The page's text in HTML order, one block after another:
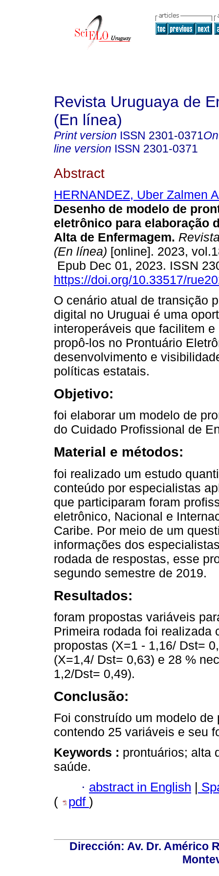
Revista Uruguaya de
(En línea)
Print version ISSN 2301-0371
line version ISSN 2301-0371
Abstract
HERNANDEZ, Uber Zalmen
Desenho de modelo de
eletrônico para elaboração
Alta de Enfermagem.
(En línea) [online]. 2023,
Epub Dec 01, 2023. ISSN
https://doi.org/10.33517/
O cenário atual de transição
digital no Uruguai é uma
interoperáveis que facilitem
propô-los no Prontuário
desenvolvimento e
políticas estatais.
Objetivo:
foi elaborar um modelo de
do Cuidado Profissional de
Material e métodos:
foi realizado um estudo
conteúdo por especialistas
que participaram foram
eletrônico, Nacional e
Caribe. Por meio de um
informações dos
rodada de respostas, esse
segundo semestre de 2019.
Resultados:
foram propostas variáveis
Primeira rodada foi realizada
propostas (X=1 - 1,16/ Dst=
(X=1,4/ Dst= 0,63) e 28 %
1,2/Dst= 0,49).
Conclusão:
Foi construído um modelo
contendo 25 variáveis e seu
Keywords : prontuários; alta
saúde.
· abstract in English
(
pdf )
Dirección: Av. Dr. Américo